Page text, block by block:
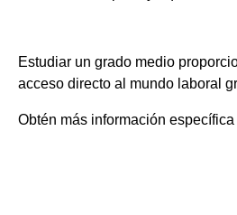
Estudiar un grado medio
acceso directo al mundo laboral
Obtén más información específica